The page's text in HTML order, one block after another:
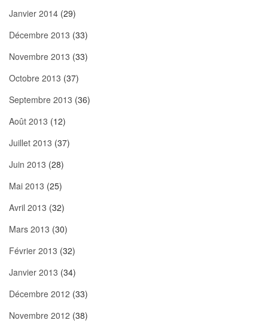
Janvier 2014 (29)
Décembre 2013 (33)
Novembre 2013 (33)
Octobre 2013 (37)
Septembre 2013 (36)
Août 2013 (12)
Juillet 2013 (37)
Juin 2013 (28)
Mai 2013 (25)
Avril 2013 (32)
Mars 2013 (30)
Février 2013 (32)
Janvier 2013 (34)
Décembre 2012 (33)
Novembre 2012 (38)